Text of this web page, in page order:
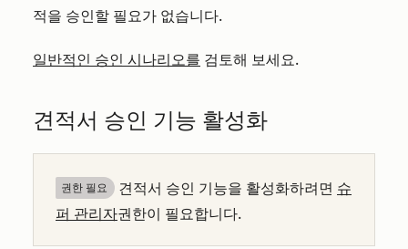
적을 승인할 필요가 없습니다.
일반적인 승인 시나리오를 검토해 보세요.
견적서 승인 기능 활성화
권한 필요 견적서 승인 기능을 활성화하려면 슈
퍼 관리자권한이 필요합니다.